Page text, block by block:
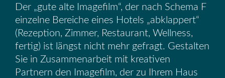
Der „gute alte Imagefilm“, der nach Schema F
einzelne Bereiche eines Hotels „abklappert“
(Rezeption, Zimmer, Restaurant, Wellness,
fertig) ist längst nicht mehr gefragt. Gestalten
Sie in Zusammenarbeit mit kreativen
Partnern den Imagefilm, der zu Ihrem Haus